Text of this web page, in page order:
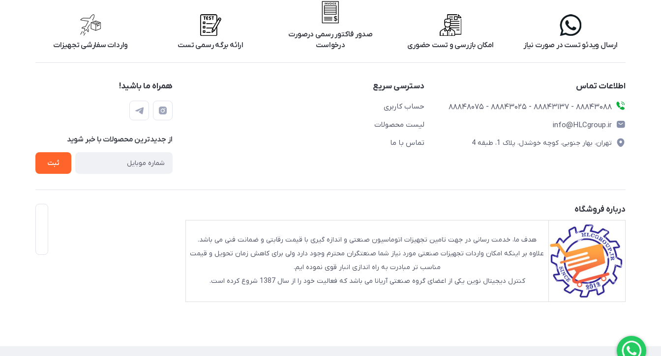
ارسال ویدئو تست در صورت نیاز امکان بازرسی و تست حضوری
صدور فاکتور رسمی درصورت
درخواست
ارائه برگه رسمی تست واردات سفارشی تجهیزات
اطلاعات تماس
88843088 - 88843137 - 88843025 - 88848075
info@HLCgroup.ir
تهران، بهار جنوبی، کوچه خوشدل، پلاک 1، طبقه 4
دسترسی سریع
حساب کاربری
لیست محصولات
تماس با ما
همراه ما باشید!
از جدید‌ترین محصولات با‌ خبر شوید
ثبت
درباره فروشگاه
هدف ما، خدمت رسانی در جهت تامین تجهیزات اتوماسیون صنعتی و اندازه گیری با قیمت رقابتی و ضمانت فنی می باشد.
علاوه بر اینکه امکان واردات تجهیزات صنعتی مورد نیاز شما صنعتگران محترم وجود دارد ولی برای کاهش زمان تحویل و قیمت
مناسب تر مبادرت به راه اندازی انبار قوی نموده ایم.
کنترل دیجیتال نوین یکی از اعضای گروه صنعتی آریانا می باشد که فعالیت خود را از سال 1387 شروع کرده است.